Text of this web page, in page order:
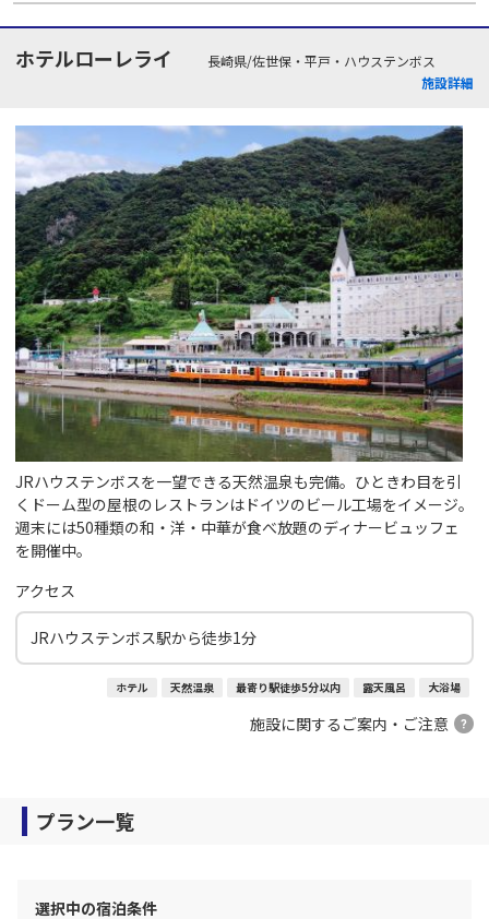
ホテルローレライ
長崎県/佐世保・平戸・ハウステンボス
施設詳細
JRハウステンボスを一望できる天然温泉も完備。ひときわ目を引
くドーム型の屋根のレストランはドイツのビール工場をイメージ。
週末には50種類の和・洋・中華が食べ放題のディナービュッフェ
を開催中。
アクセス
JRハウステンボス駅から徒歩1分
ホテル 天然温泉 最寄り駅徒歩5分以内 露天風呂 大浴場
施設に関するご案内・ご注意
プラン一覧
選択中の宿泊条件